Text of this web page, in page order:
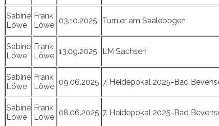
Sabine
Löwe
Frank
Löwe 03.10.2025 Turnier am Saalebogen
Sabine
Löwe
Frank
Löwe 13.09.2025 LM Sachsen
Sabine
Löwe
Frank
Löwe 09.06.2025 7. Heidepokal 2025-Bad
Sabine
Löwe
Frank
Löwe 08.06.2025 7. Heidepokal 2025-Bad